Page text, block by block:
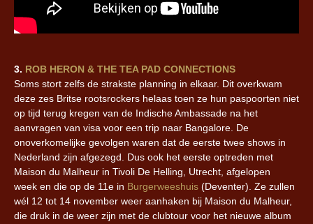
3. ROB HERON & THE TEA PAD CONNECTIONS
Soms stort zelfs de strakste planning in elkaar. Dit overkwam
deze zes Britse rootsrockers helaas toen ze hun paspoorten niet
op tijd terug kregen van de Indische Ambassade na het
aanvragen van visa voor een trip naar Bangalore. De
onoverkomelijke gevolgen waren dat de eerste twee shows in
Nederland zijn afgezegd. Dus ook het eerste optreden met
Maison du Malheur in Tivoli De Helling, Utrecht, afgelopen
week en die op de 11e in Burgerweeshuis (Deventer). Ze zullen
wél 12 tot 14 november weer aanhaken bij Maison du Malheur,
die druk in de weer zijn met de clubtour voor het nieuwe album